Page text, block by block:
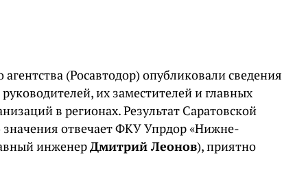
(Росавтодор) опубликовали сведения
их заместителей и главных
в регионах. Результат Саратовской
значения отвечает ФКУ Упрдор «Нижне-
инженерДмитрий Леонов), приятно